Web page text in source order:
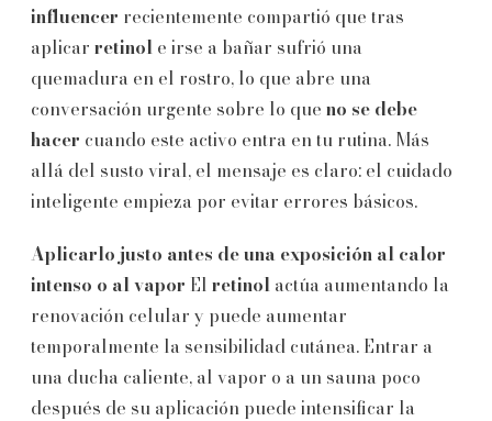
influencer recientemente compartió que tras
aplicar retinol e irse a bañar sufrió una
quemadura en el rostro, lo que abre una
conversación urgente sobre lo que no se debe
hacer cuando este activo entra en tu rutina. Más
allá del susto viral, el mensaje es claro: el cuidado
inteligente empieza por evitar errores básicos.
Aplicarlo justo antes de una exposición al calor
intenso o al vapor El retinol actúa aumentando la
renovación celular y puede aumentar
temporalmente la sensibilidad cutánea. Entrar a
una ducha caliente, al vapor o a un sauna poco
después de su aplicación puede intensificar la